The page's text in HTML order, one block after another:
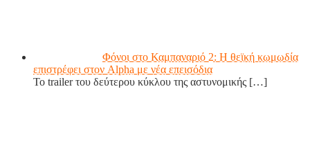
Φόνοι στο Καμπαναριό 2: Η θεϊκή κωμωδία
επιστρέφει στον Alpha με νέα επεισόδια
Το trailer του δεύτερου κύκλου της αστυνομικής […]